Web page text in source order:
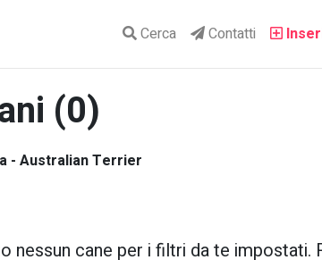
Cerca Contatti
(0)
- Australian Terrier
nessun cane per i filtri da te impostati.